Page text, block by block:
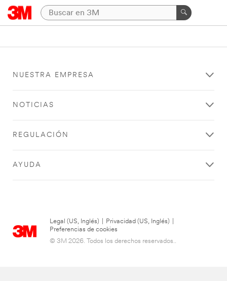
NUESTRA EMPRESA
NOTICIAS
REGULACIÓN
AYUDA
Legal (US, Inglés) Privacidad (US, Inglés)
Preferencias de cookies
© 3M 2026. Todos los derechos reservados..